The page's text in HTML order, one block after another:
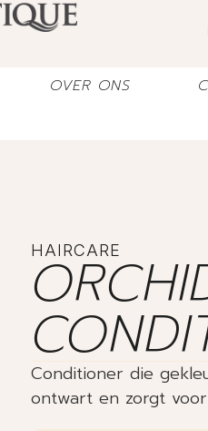
OVER ONS
HAIRCARE
Conditioner die
ontwart en zorgt